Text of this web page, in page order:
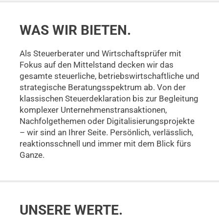
WAS WIR BIETEN.
Als Steuerberater und Wirtschaftsprüfer mit
Fokus auf den Mittelstand decken wir das
gesamte steuerliche, betriebswirtschaftliche und
strategische Beratungsspektrum ab. Von der
klassischen Steuerdeklaration bis zur Begleitung
komplexer Unternehmenstransaktionen,
Nachfolgethemen oder Digitalisierungsprojekte
– wir sind an Ihrer Seite. Persönlich, verlässlich,
reaktionsschnell und immer mit dem Blick fürs
Ganze.
UNSERE WERTE.